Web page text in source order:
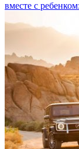
вместе с